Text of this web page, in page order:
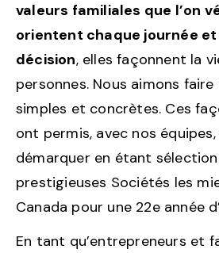
valeurs familiales que l’on
orientent chaque journée
décision, elles façonnent la
personnes. Nous aimons
simples et concrètes. Ces
ont permis, avec nos
démarquer en étant
prestigieuses Sociétés les
Canada pour une 22e année
En tant qu’entrepreneurs et